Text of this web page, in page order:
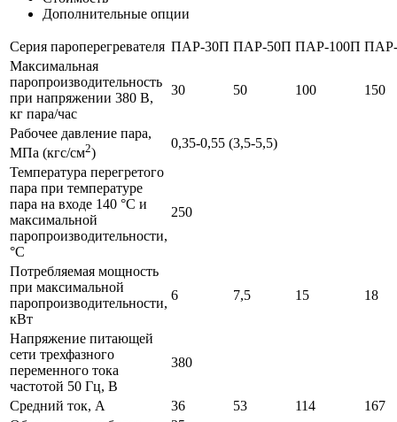
Дополнительные опции
Серия пароперегревателя ПАР-30П ПАР-50П ПАР-100П
Максимальная
паропроизводительность
при напряжении 380 В,
кг пара/час
30 50 100 150
Рабочее давление пара,
МПа (кгс/см2)
0,35-0,55 (3,5-5,5)
Температура перегретого
пара при температуре
пара на входе 140 °С и
максимальной
паропроизводительности,
°С
250
Потребляемая мощность
при максимальной
паропроизводительности,
кВт
6 7,5 15 18
Напряжение питающей
сети трехфазного
переменного тока
частотой 50 Гц, В
380
Средний ток, А 36 53 114
167